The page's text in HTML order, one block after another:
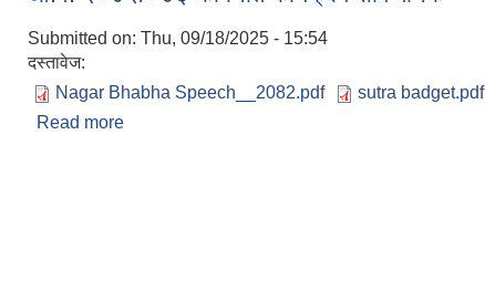
Submitted on: Thu, 09/18/2025 - 15:54
दस्तावेज:
Nagar Bhabha Speech__2082.pdf
sutra badget.pdf
Read more